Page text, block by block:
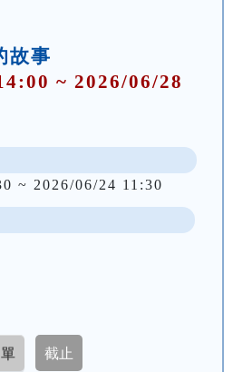
故事
~ 2026/06/28
~ 2026/06/24 11:30